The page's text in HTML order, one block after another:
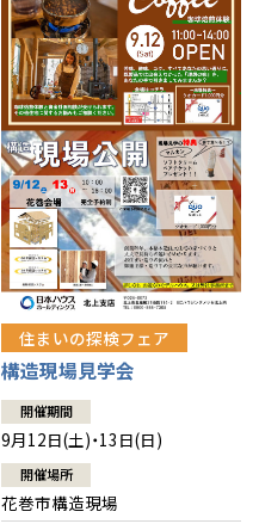
住まいの探検フェア
構造現場見学会
開催期間
9月12日(土)・13日(日)
開催場所
花巻市構造現場